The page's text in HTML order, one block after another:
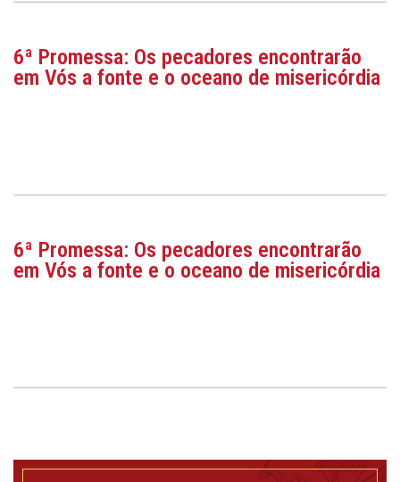
6ª Promessa: Os pecadores encontrarão
em Vós a fonte e o oceano de misericórdia
6ª Promessa: Os pecadores encontrarão
em Vós a fonte e o oceano de misericórdia